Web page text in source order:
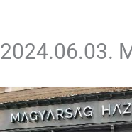
2024.06.03.